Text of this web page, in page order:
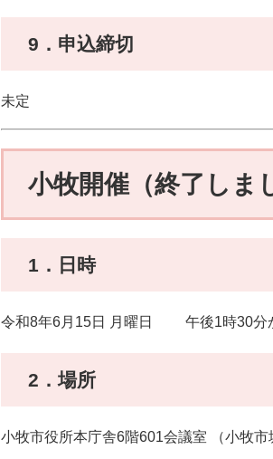
9．申込締切
未定
小牧開催（終了しま
1．日時
令和8年6月15日 月曜日 午後1時30分
2．場所
小牧市役所本庁舎6階601会議室 （小牧市